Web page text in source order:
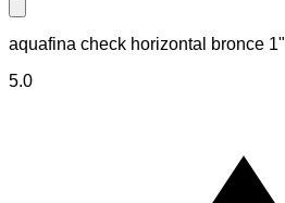
Close modal
aquafina check horizontal bronce 1"
5.0